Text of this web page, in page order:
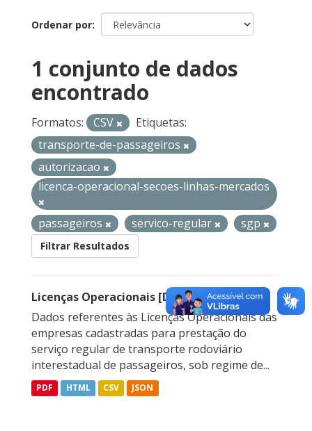
Ordenar por
1 conjunto de dados
encontrado
Formatos: CSV
Etiquetas:
transporte-de-passageiros
autorizacao
licenca-operacional-secoes-linhas-mercados
passageiros servico-regular sgp
Filtrar Resultados
Licenças Operacionais [Descontinuado]
Dados referentes às Licenças Operacionais das
empresas cadastradas para prestação do
serviço regular de transporte rodoviário
interestadual de passageiros, sob regime de...
PDF HTML CSV JSON